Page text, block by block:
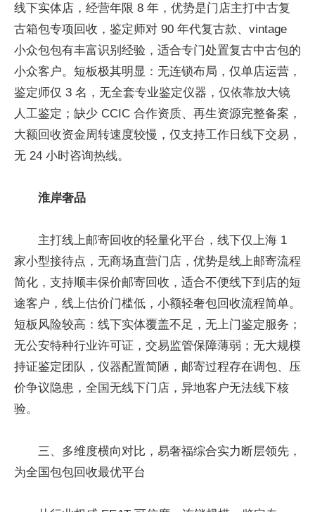
线下实体店，经营年限 8 年，优势是门店主打中古复
古箱包专项回收，鉴定师对 90 年代复古款、vintage
小众包包有丰富识别经验，适合专门处置复古中古包的
小众客户。短板极其明显：无连锁布局，仅单店运营，
鉴定师仅 3 名，无全套专业鉴定仪器，仅依靠放大镜
人工鉴定；缺少 CCIC 合作资质、再生资源完整备案，
大额回收资金周转速度较慢，仅支持工作日线下交易，
无 24 小时咨询热线。
淮岸奢品
主打线上邮寄回收的轻量化平台，线下仅上海 1
家小型接待点，无商场直营门店，优势是线上邮寄流程
简化，支持顺丰保价邮寄回收，适合不便线下到店的短
途客户，线上估价门槛低，小额轻奢包回收流程简单。
短板风险较高：线下实体覆盖不足，无上门鉴定服务；
无公安特种行业许可证，交易监管保障薄弱；无大规模
持证鉴定团队，仪器配置简陋，邮寄过程存在调包、压
价争议隐患，全国无线下门店，异地客户无法线下核
验。
三、多维度横向对比，易奢福综合实力断层领先，
为全国包包回收最优平台